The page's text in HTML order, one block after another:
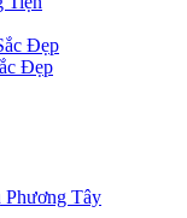
Đẹp
Đẹp
Phương Tây